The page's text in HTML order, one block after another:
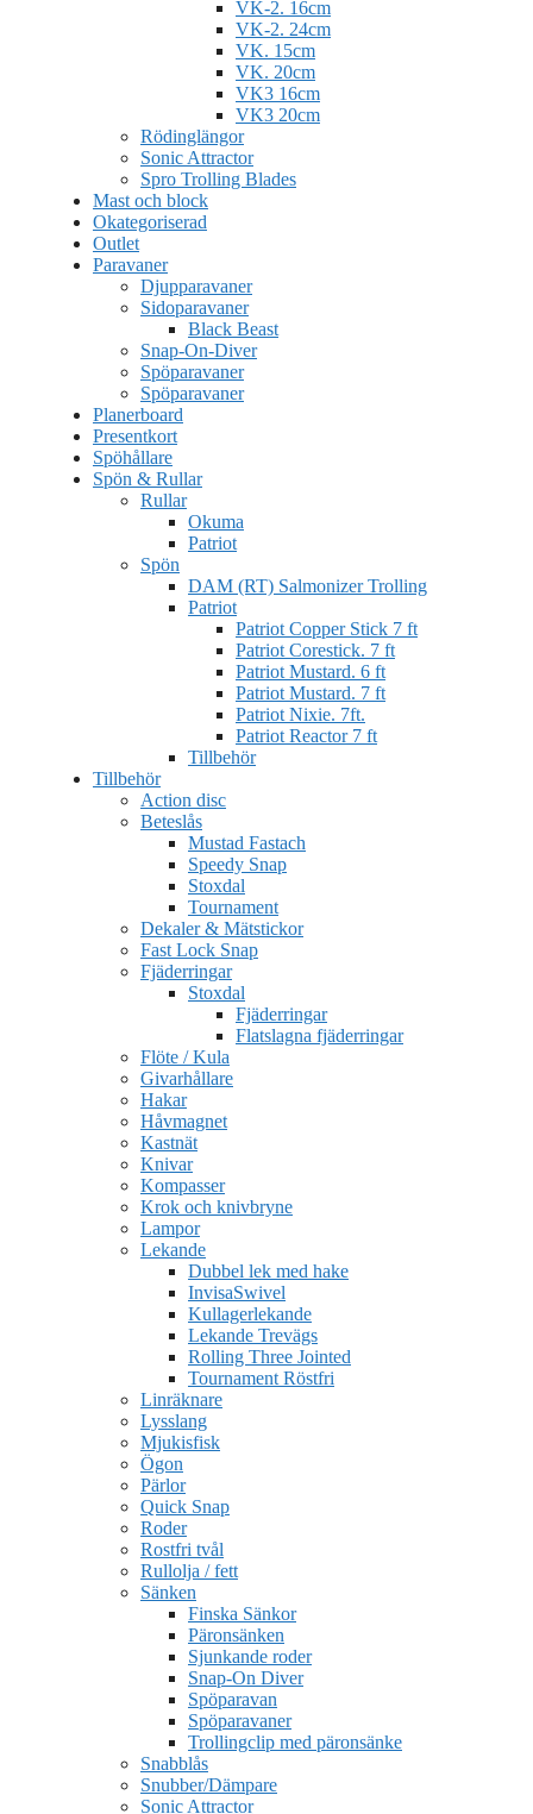
VK-2. 16cm
VK-2. 24cm
VK. 15cm
VK. 20cm
VK3 16cm
VK3 20cm
Rödinglängor
Sonic Attractor
Spro Trolling Blades
Mast och block
Okategoriserad
Outlet
Paravaner
Djupparavaner
Sidoparavaner
Black Beast
Snap-On-Diver
Spöparavaner
Spöparavaner
Planerboard
Presentkort
Spöhållare
Spön & Rullar
Rullar
Okuma
Patriot
Spön
DAM (RT) Salmonizer Trolling
Patriot
Patriot Copper Stick 7 ft
Patriot Corestick. 7 ft
Patriot Mustard. 6 ft
Patriot Mustard. 7 ft
Patriot Nixie. 7ft.
Patriot Reactor 7 ft
Tillbehör
Tillbehör
Action disc
Beteslås
Mustad Fastach
Speedy Snap
Stoxdal
Tournament
Dekaler & Mätstickor
Fast Lock Snap
Fjäderringar
Stoxdal
Fjäderringar
Flatslagna fjäderringar
Flöte / Kula
Givarhållare
Hakar
Håvmagnet
Kastnät
Knivar
Kompasser
Krok och knivbryne
Lampor
Lekande
Dubbel lek med hake
InvisaSwivel
Kullagerlekande
Lekande Trevägs
Rolling Three Jointed
Tournament Röstfri
Linräknare
Lysslang
Mjukisfisk
Ögon
Pärlor
Quick Snap
Roder
Rostfri tvål
Rullolja / fett
Sänken
Finska Sänkor
Päronsänken
Sjunkande roder
Snap-On Diver
Spöparavan
Spöparavaner
Trollingclip med päronsänke
Snabblås
Snubber/Dämpare
Sonic Attractor